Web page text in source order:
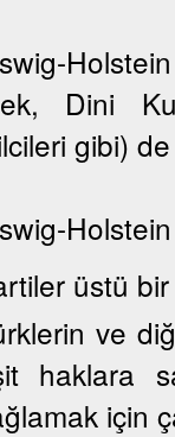
Dini
gibi)
üstü
ve
haklara
için